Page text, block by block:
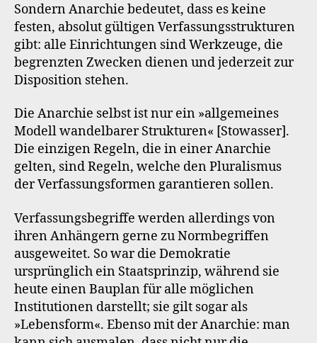
Sondern Anarchie bedeutet, dass es keine
festen, absolut gültigen Verfassungsstrukturen
gibt: alle Einrichtungen sind Werkzeuge, die
begrenzten Zwecken dienen und jederzeit zur
Disposition stehen.
Die Anarchie selbst ist nur ein »allgemeines
Modell wandelbarer Strukturen« [Stowasser].
Die einzigen Regeln, die in einer Anarchie
gelten, sind Regeln, welche den Pluralismus
der Verfassungsformen garantieren sollen.
Verfassungsbegriffe werden allerdings von
ihren Anhängern gerne zu Normbegriffen
ausgeweitet. So war die Demokratie
ursprünglich ein Staatsprinzip, während sie
heute einen Bauplan für alle möglichen
Institutionen darstellt; sie gilt sogar als
»Lebensform«. Ebenso mit der Anarchie: man